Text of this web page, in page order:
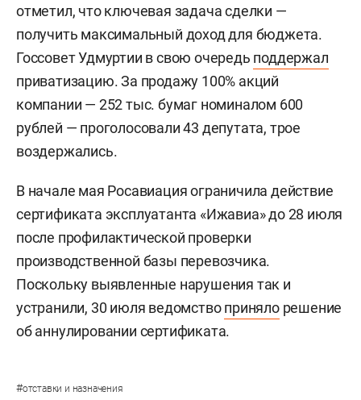
отметил, что ключевая задача сделки —
получить максимальный доход для бюджета.
Госсовет Удмуртии в свою очередь поддержал
приватизацию. За продажу 100% акций
компании — 252 тыс. бумаг номиналом 600
рублей — проголосовали 43 депутата, трое
воздержались.
В начале мая Росавиация ограничила действие
сертификата эксплуатанта «Ижавиа» до 28 июля
после профилактической проверки
производственной базы перевозчика.
Поскольку выявленные нарушения так и
устранили, 30 июля ведомствопринялорешение
об аннулировании сертификата.
#отставки и назначения